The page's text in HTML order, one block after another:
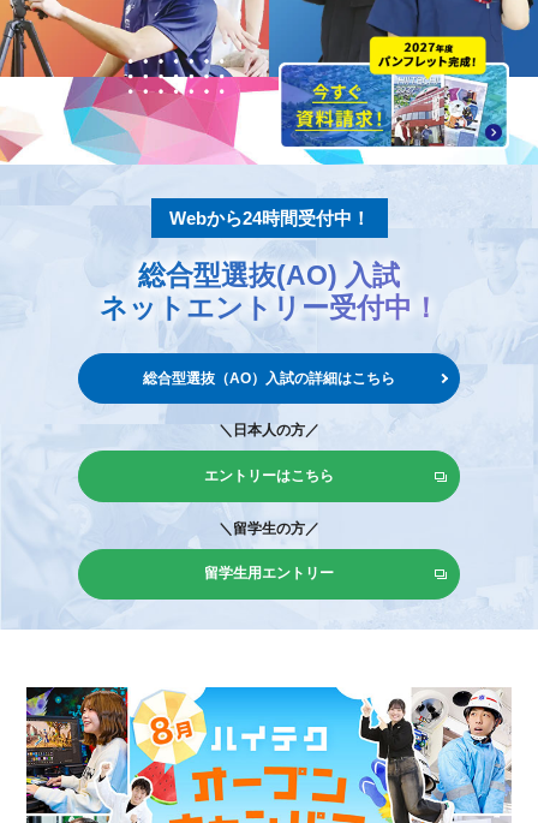
Webから24時間受付中！
総合型選抜(AO) 入試
ネットエントリー受付中！
総合型選抜（AO）入試の詳細はこちら
＼日本人の方／
エントリーはこちら
＼留学生の方／
留学生用エントリー